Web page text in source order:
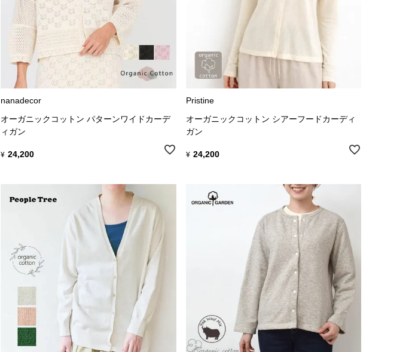
nanadecor
オーガニックコットン パターンワイドカーデ
ィガン
¥ 24,200
Pristine
オーガニックコットン シアーフードカーディ
ガン
¥ 24,200